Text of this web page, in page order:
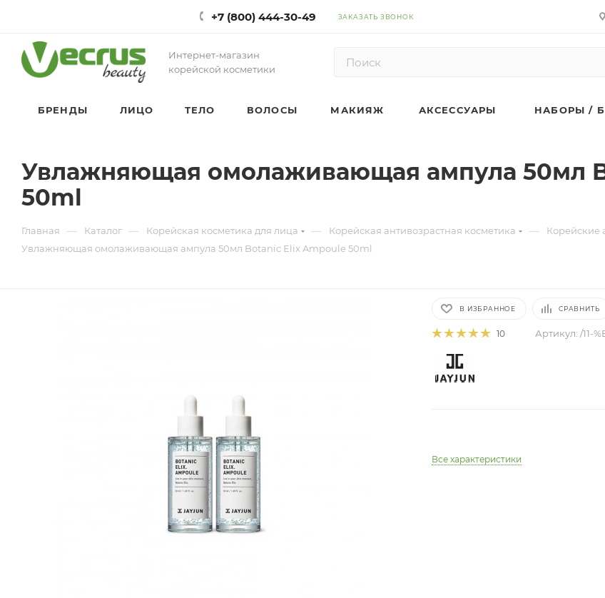
+7 (800) 444-30-49 ЗАКАЗАТЬ ЗВОНОК
Интернет-магазин
корейской косметики
БРЕНДЫ ЛИЦО ТЕЛО ВОЛОСЫ МАКИЯЖ АКСЕССУАРЫ НАБОРЫ /
Увлажняющая омолаживающая ампула 50мл
50ml
Главная — Каталог — Корейская косметика для лица — Корейская антивозрастная косметика — Корейские
Увлажняющая омолаживающая ампула 50мл Botanic Elix Ampoule 50ml
В ИЗБРАННОЕ СРАВНИТЬ
10 Артикул: /11-
Все характеристики